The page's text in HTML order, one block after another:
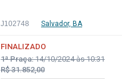
J102748 Salvador, BA
FINALIZADO
1ª Praça:14/10/2024 às 10:31
R$ 31.852,00